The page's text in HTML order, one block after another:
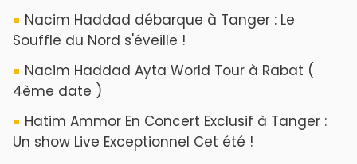
Nacim Haddad débarque à Tanger : Le
Souffle du Nord s'éveille !
Nacim Haddad Ayta World Tour à Rabat (
4ème date )
Hatim Ammor En Concert Exclusif à Tanger :
Un show Live Exceptionnel Cet été !